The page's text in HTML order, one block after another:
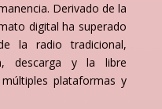
Derivado de la
digital ha superado
la radio tradicional,
descarga y la libre
plataformas y